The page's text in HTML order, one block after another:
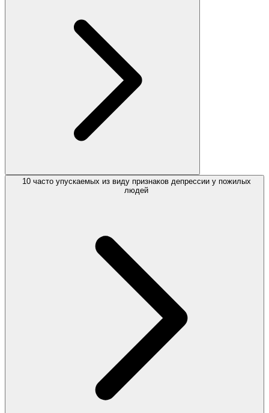
10 часто упускаемых из виду признаков депрессии у пожилых
людей